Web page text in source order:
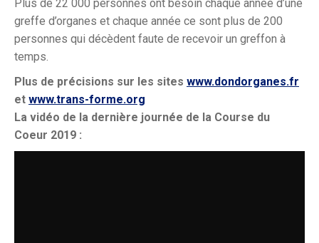
Plus de 22 000 personnes ont besoin chaque année d’une
greffe d’organes et chaque année ce sont plus de 200
personnes qui décèdent faute de recevoir un greffon à
temps.
Plus de précisions sur les sites www.dondorganes.fr
et www.trans-forme.org
La vidéo de la dernière journée de la Course du
Coeur 2019 :